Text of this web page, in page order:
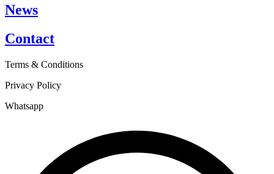
News
Contact
Terms & Conditions
Privacy Policy
Whatsapp